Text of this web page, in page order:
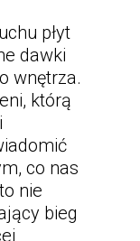
płyt
dawki
wnętrza.
którą
co nas
nie
bieg